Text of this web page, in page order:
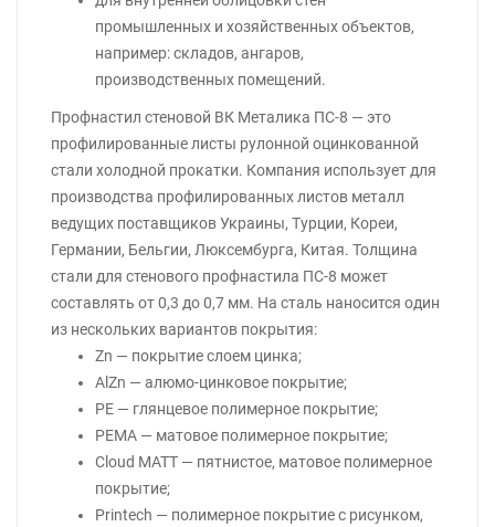
промышленных и хозяйственных объектов,
например: складов, ангаров,
производственных помещений.
Профнастил стеновой ВК Металика ПС-8 — это
профилированные листы рулонной оцинкованной
стали холодной прокатки. Компания использует для
производства профилированных листов металл
ведущих поставщиков Украины, Турции, Кореи,
Германии, Бельгии, Люксембурга, Китая. Толщина
стали для стенового профнастила ПС-8 может
составлять от 0,3 до 0,7 мм. На сталь наносится один
из нескольких вариантов покрытия:
Zn — покрытие слоем цинка;
AlZn — алюмо-цинковое покрытие;
PE — глянцевое полимерное покрытие;
PEMA — матовое полимерное покрытие;
Cloud MATT — пятнистое, матовое полимерное
покрытие;
Printech — полимерное покрытие с рисунком,